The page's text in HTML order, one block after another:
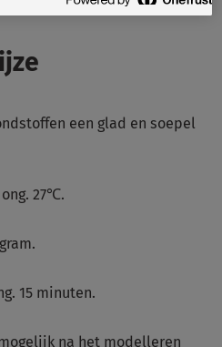
een glad en soepel
27℃.
15 minuten.
na het modelleren